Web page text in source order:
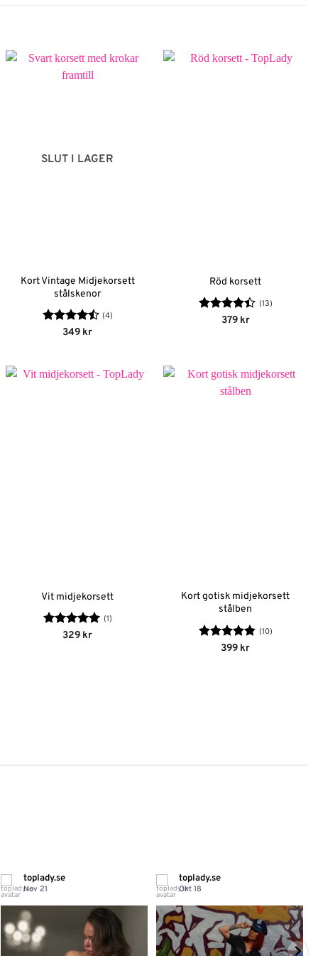
SLUT I LAGER
Kort Vintage Midjekorsett
stålskenor
Betygsatt
(4)
349 kr
Röd korsett
Betygsatt
(13)
379 kr
Vit midjekorsett
Betygsatt5
(1)
329 kr
Kort gotisk midjekorsett
stålben
Betygsatt
(10)
399 kr
toplady.se
Nov 21
toplady.se
Okt 18